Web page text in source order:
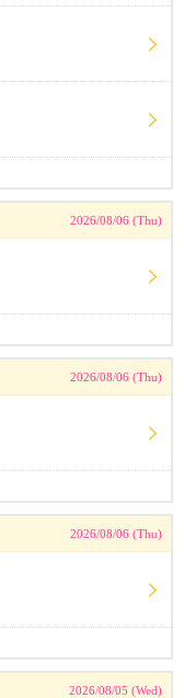
2026/08/06 (Thu)
2026/08/06 (Thu)
2026/08/06 (Thu)
2026/08/05 (Wed)